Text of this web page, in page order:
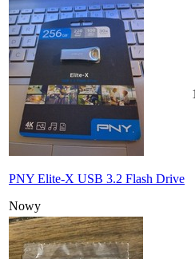
PNY Elite-X USB 3.2 Flash Drive
Nowy